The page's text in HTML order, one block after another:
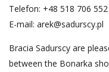
Telefon: +48 518 706 552
E-mail: arek@sadurscy.pl
Bracia Sadurscy are
between the Bonarka